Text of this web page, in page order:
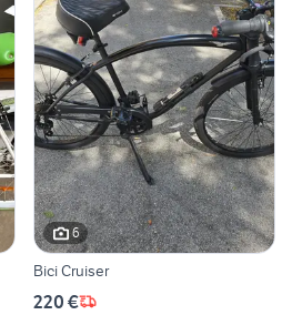
6
Bici Cruiser
220 €